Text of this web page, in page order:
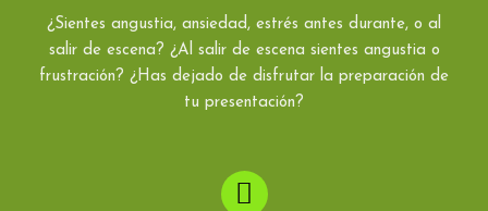
¿Sientes angustia, ansiedad, estrés antes durante, o al
salir de escena? ¿Al salir de escena sientes angustia o
frustración? ¿Has dejado de disfrutar la preparación de
tu presentación?